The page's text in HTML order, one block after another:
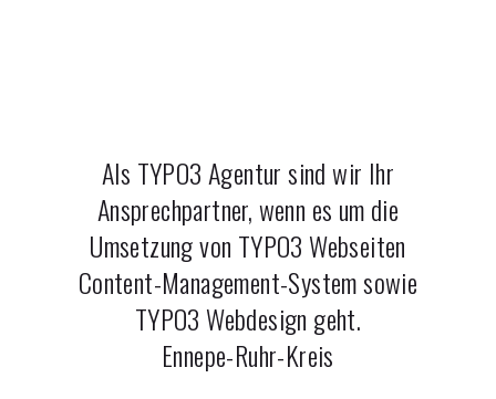
Als TYPO3 Agentur sind wir Ihr
Ansprechpartner, wenn es um die
Umsetzung von TYPO3 Webseiten
Content-Management-System sowie
TYPO3 Webdesign geht.
Ennepe-Ruhr-Kreis